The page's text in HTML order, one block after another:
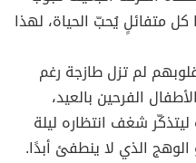
متفائلٍ يُحبّ الحياة، لهذا
لم تزل طازجة رغم
الفرحين بالعيد،
شغف انتظاره ليلة
الوهج الذي لا ينطفئ أبدًا.